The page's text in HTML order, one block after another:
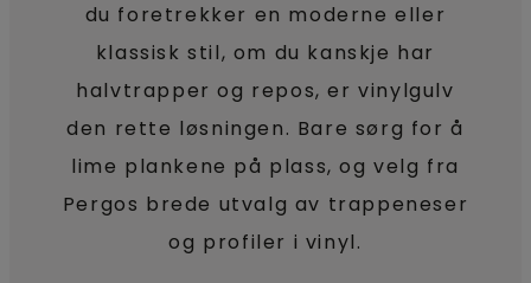
du foretrekker en moderne eller
klassisk stil, om du kanskje har
halvtrapper og repos, er vinylgulv
den rette løsningen. Bare sørg for å
lime plankene på plass, og velg fra
Pergos brede utvalg av trappeneser
og profiler i vinyl.